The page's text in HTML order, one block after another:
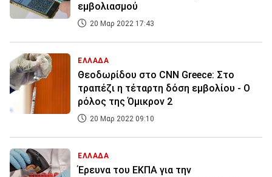
εμβολιασμού
20 Μαρ 2022 17:43
ΕΛΛΑΔΑ
Θεοδωρίδου στο CNN Greece: Στο
τραπέζι η τέταρτη δόση εμβολίου - Ο
ρόλος της Όμικρον 2
20 Μαρ 2022 09:10
ΕΛΛΑΔΑ
Έρευνα του ΕΚΠΑ για την